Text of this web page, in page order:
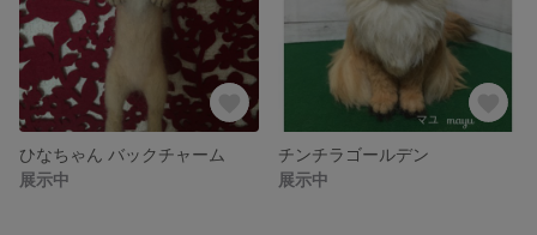
ひなちゃん バックチャーム
展示中
チンチラゴールデン
展示中